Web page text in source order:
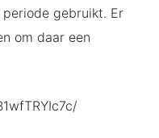
gebruikt. Er
om daar een